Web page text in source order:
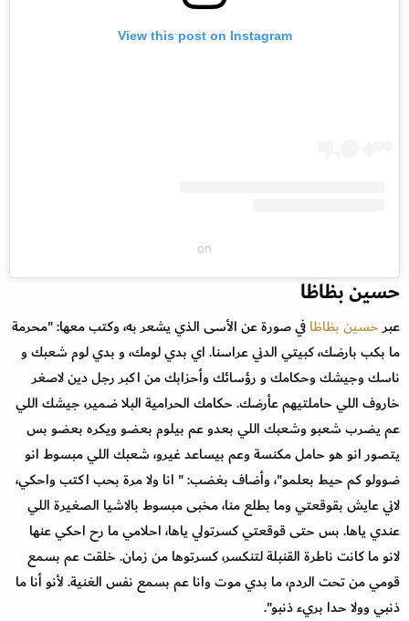
View this post on Instagram
on
حسين بظاظا
عبرحسين بظاظافي صورة عن الأسى الذي يشعر به، وكتب معها: "محرمة
ما بكب بارضك، كبيتي الدني عراسنا. اي بدي لومك، و بدي لوم شعبك و
ناسك وجيشك وحكامك و رؤسائك وأحزابك من اكبر رجل دين لاصغر
خاروف اللي حاملتيهم عأرضك. حكامك الحرامية البلا ضمير، جيشك اللي
عم يضرب شعبو وشعبك اللي بعدو عم بيلوم بعضو ويكره بعضو بس
يتصور انو هو حامل مكنسة وعم بيساعد غيرو، شعبك اللي مبسوط انو
ضوولو كم حيط بعلمو"، وأضاف بغضب: " انا ولا مرة بحب اكتب واحكي،
لاني عايش بقوقعتي وما بطلع منا، مخبى مبسوط بالاشيا الصغيرة اللي
عندي ياها. بس حتى قوقعتي كسرتولي ياها، احلامي ما رح احكي عنها
لانو ما كانت ناطرة القنبلة لتنكسر، كسرتوها من زمان. خلقت عم بسمع
قومي من تحت الردم، ما بدي موت وانا عم بسمع نفس الغنية. لأنو أنا ما
ذنبي وولا حدا بريء ذنبو".